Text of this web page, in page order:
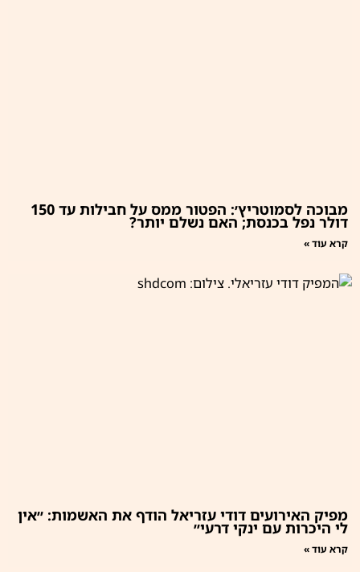
מבוכה לסמוטריץ׳: הפטור ממס על חבילות עד 150
דולר נפל בכנסת; האם נשלם יותר?
קרא עוד »
מפיק האירועים דודי עזריאל הודף את האשמות: ״אין
לי היכרות עם ינקי דרעי״
קרא עוד »